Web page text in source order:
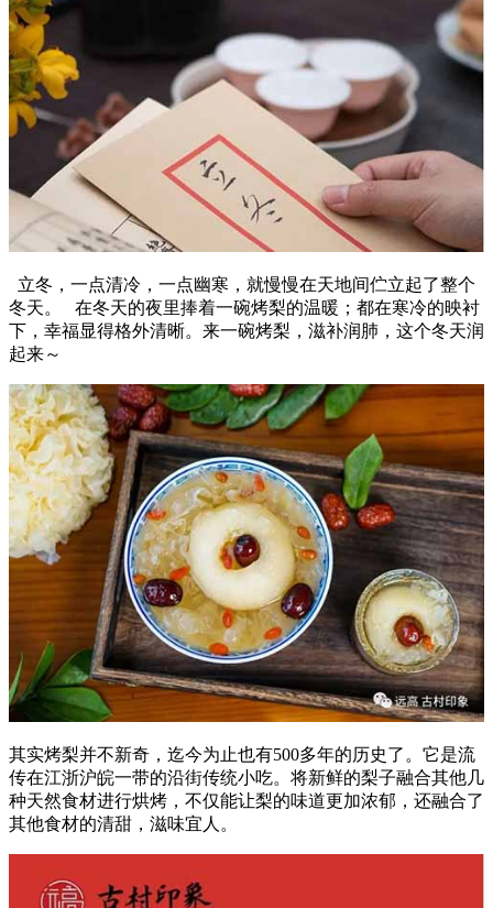
立冬，一点清冷，一点幽寒，就慢慢在天地间伫立起了整个
冬天。 在冬天的夜里捧着一碗烤梨的温暖；都在寒冷的映衬
下，幸福显得格外清晰。来一碗烤梨，滋补润肺，这个冬天润
起来～
其实烤梨并不新奇，迄今为止也有500多年的历史了。它是流
传在江浙沪皖一带的沿街传统小吃。将新鲜的梨子融合其他几
种天然食材进行烘烤，不仅能让梨的味道更加浓郁，还融合了
其他食材的清甜，滋味宜人。